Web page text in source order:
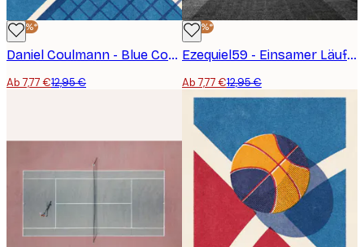
-40%*
Daniel Coulmann - Blue Court Tennismatch Poster
Ab 7,77 €12,95 €
-40%*
Ezequiel59 - Einsamer Läufer auf Brücke Poster
Ab 7,77 €12,95 €